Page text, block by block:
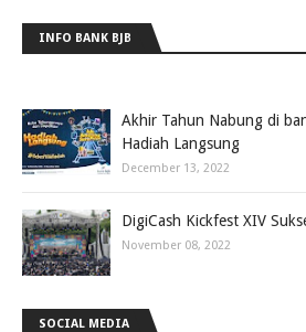
INFO BANK BJB
Akhir Tahun Nabung di
Hadiah Langsung
December 13, 2022
DigiCash Kickfest XIV
November 08, 2022
SOCIAL MEDIA